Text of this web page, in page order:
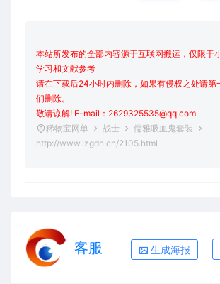
本站所发布的全部内容源于互联网搬运，仅限于
学习和文献参考
请在下载后24小时内删除，如果有侵权之处请第
们删除。
敬请谅解! E-mail：2629325535@qq.com
稀物宝网单
战士
儒雅吸血鬼套装
http://www.lzgdn.cn/2105.html
客服 生成海报